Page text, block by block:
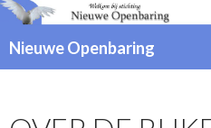
Nieuwe Openbaring
SPRINGEN